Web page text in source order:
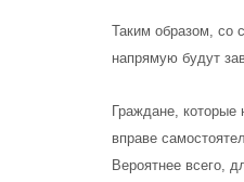
Таким образом, со
напрямую будут
Граждане, которые
вправе
Вероятнее всего,